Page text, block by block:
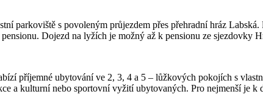
parkoviště s povoleným průjezdem přes přehradní hráz Labská.
Dojezd na lyžích je možný až k pensionu ze sjezdovky
příjemné ubytování ve 2, 3, 4 a 5 – lůžkových pokojích s
a kulturní nebo sportovní vyžití ubytovaných. Pro nejmenší je k